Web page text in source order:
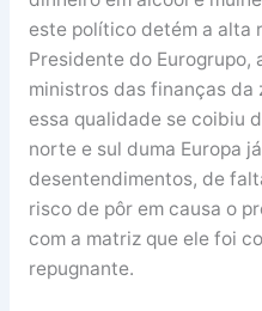
este político detém a alta
Presidente do Eurogrupo,
ministros das finanças da
essa qualidade se coibiu
norte e sul duma Europa
desentendimentos, de
risco de pôr em causa o
com a matriz que ele foi
repugnante.